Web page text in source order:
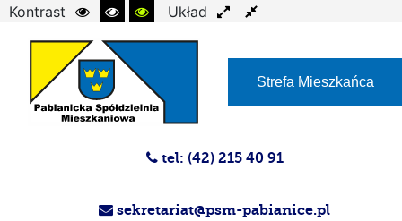
Kontrast
Układ
Strefa Mieszkańca
tel: (42) 215 40 91
sekretariat@psm-pabianice.pl